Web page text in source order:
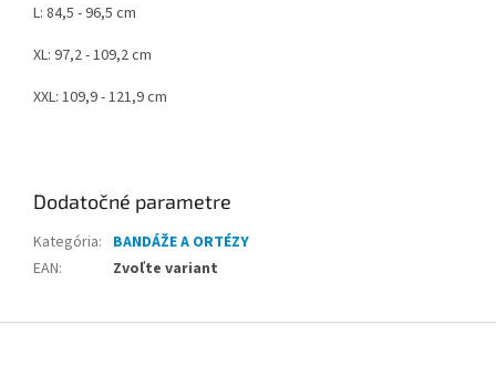
L: 84,5 - 96,5 cm
XL: 97,2 - 109,2 cm
XXL: 109,9 - 121,9 cm
Dodatočné parametre
Kategória: BANDÁŽE A ORTÉZY
EAN: Zvoľte variant